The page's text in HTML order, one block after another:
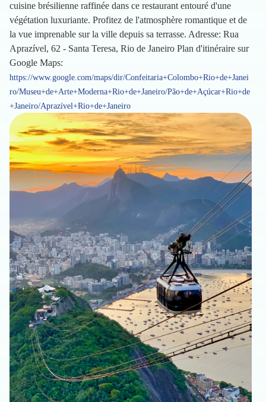
cuisine brésilienne raffinée dans ce restaurant entouré d'une
végétation luxuriante. Profitez de l'atmosphère romantique et de
la vue imprenable sur la ville depuis sa terrasse. Adresse: Rua
Aprazível, 62 - Santa Teresa, Rio de Janeiro Plan d'itinéraire sur
Google Maps:
https://www.google.com/maps/dir/Confeitaria+Colombo+Rio+de+Janei
ro/Museu+de+Arte+Moderna+Rio+de+Janeiro/Pão+de+Açúcar+Rio+de
+Janeiro/Aprazível+Rio+de+Janeiro